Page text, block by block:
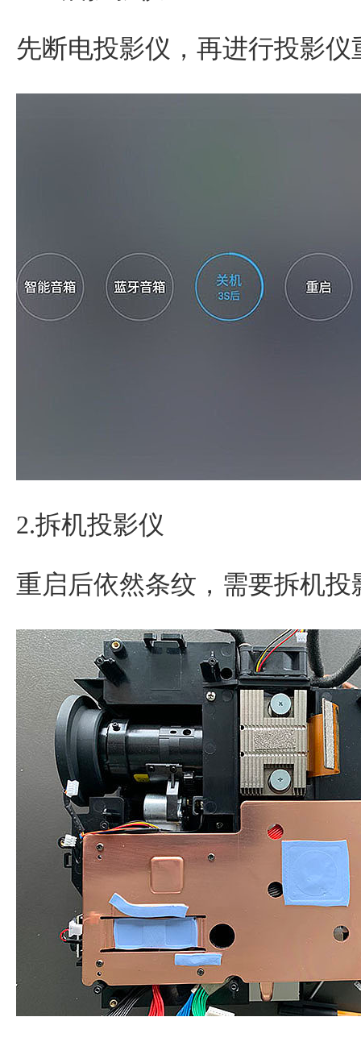
先断电投影仪，再进行投影仪
2.拆机投影仪
重启后依然条纹，需要拆机投